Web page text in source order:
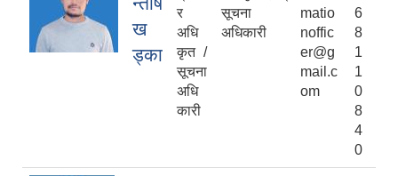
ख
ड्का
र
अधि
कृत /
सूचना
अधि
कारी
सूचना
अधिकारी
matio
noffic
er@g
mail.c
om
6
8
1
1
0
8
4
0